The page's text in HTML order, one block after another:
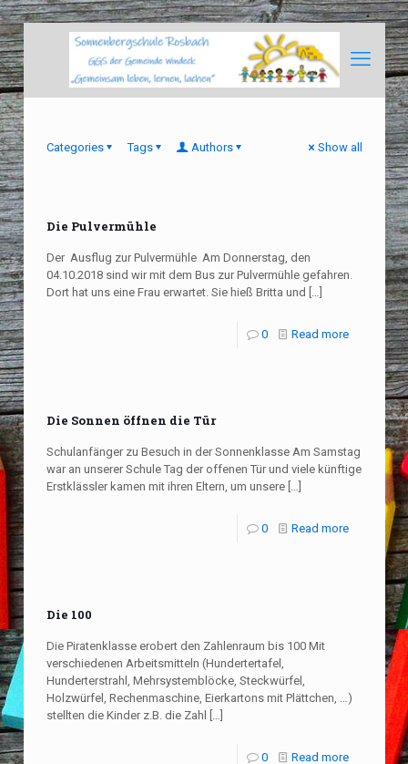
Categories Tags Authors Show all
Die Pulvermühle
Der Ausflug zur Pulvermühle Am Donnerstag, den
04.10.2018 sind wir mit dem Bus zur Pulvermühle gefahren.
Dort hat uns eine Frau erwartet. Sie hieß Britta und […]
0 Read more
Die Sonnen öffnen die Tür
Schulanfänger zu Besuch in der Sonnenklasse Am Samstag
war an unserer Schule Tag der offenen Tür und viele künftige
Erstklässler kamen mit ihren Eltern, um unsere[…]
0 Read more
Die 100
Die Piratenklasse erobert den Zahlenraum bis 100 Mit
verschiedenen Arbeitsmitteln (Hundertertafel,
Hunderterstrahl, Mehrsystemblöcke, Steckwürfel,
Holzwürfel, Rechenmaschine, Eierkartons mit Plättchen, …)
stellten die Kinder z.B. die Zahl
[…]
0 Read more